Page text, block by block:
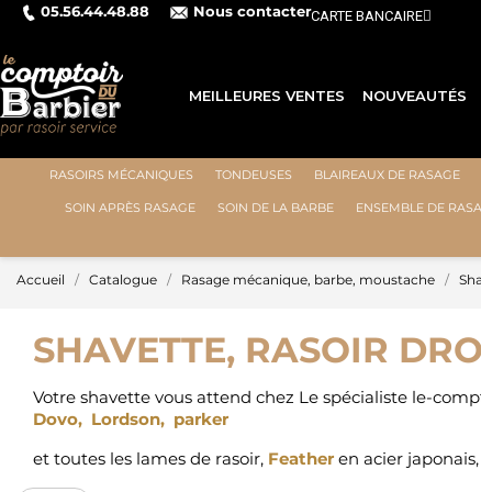
05.56.44.48.88 Nous contacter
MEILLEURES VENTES NOUVEAUTÉS
RASOIRS MÉCANIQUES TONDEUSES BLAIREAUX DE RASAGE
SOIN APRÈS RASAGE SOIN DE LA BARBE ENSEMBLE DE
Accueil Catalogue Rasage mécanique, barbe, moustache
SHAVETTE, RASOIR
Votre shavette vous attend chez Le spécialiste le-
Dovo, Lordson, parker
et toutes les lames de rasoir, Feather en acier japonais,